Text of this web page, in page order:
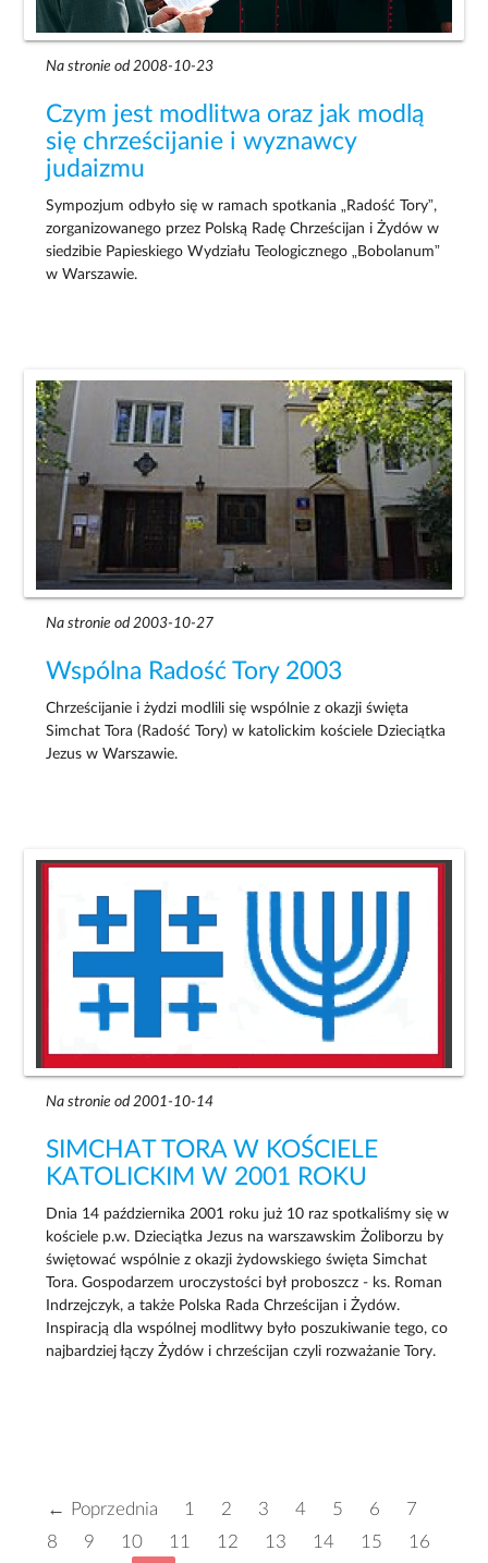
Na stronie od 2008-10-23
Czym jest modlitwa oraz jak modlą
się chrześcijanie i wyznawcy
judaizmu
Sympozjum odbyło się w ramach spotkania „Radość Tory”,
zorganizowanego przez Polską Radę Chrześcijan i Żydów w
siedzibie Papieskiego Wydziału Teologicznego „Bobolanum”
w Warszawie.
Na stronie od 2003-10-27
Wspólna Radość Tory 2003
Chrześcijanie i żydzi modlili się wspólnie z okazji święta
Simchat Tora (Radość Tory) w katolickim kościele Dzieciątka
Jezus w Warszawie.
Na stronie od 2001-10-14
SIMCHAT TORA W KOŚCIELE
KATOLICKIM W 2001 ROKU
Dnia 14 października 2001 roku już 10 raz spotkaliśmy się w
kościele p.w. Dzieciątka Jezus na warszawskim Żoliborzu by
świętować wspólnie z okazji żydowskiego święta Simchat
Tora. Gospodarzem uroczystości był proboszcz - ks. Roman
Indrzejczyk, a także Polska Rada Chrześcijan i Żydów.
Inspiracją dla wspólnej modlitwy było poszukiwanie tego, co
najbardziej łączy Żydów i chrześcijan czyli rozważanie Tory.
← Poprzednia 1 2 3 4 5 6
7
8
9 10 11 12 13 14 15
16